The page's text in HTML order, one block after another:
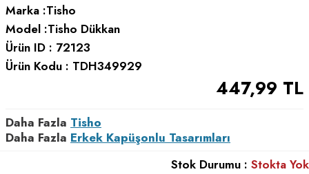
Marka :Tisho
Model :Tisho Dükkan
Ürün ID : 72123
Ürün Kodu : TDH349929
447,99 TL
Daha Fazla Tisho
Daha Fazla Erkek Kapüşonlu Tasarımları
Stok Durumu : Stokta Yok